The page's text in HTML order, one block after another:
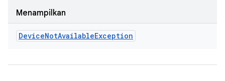
Menampilkan
DeviceNotAvailableException